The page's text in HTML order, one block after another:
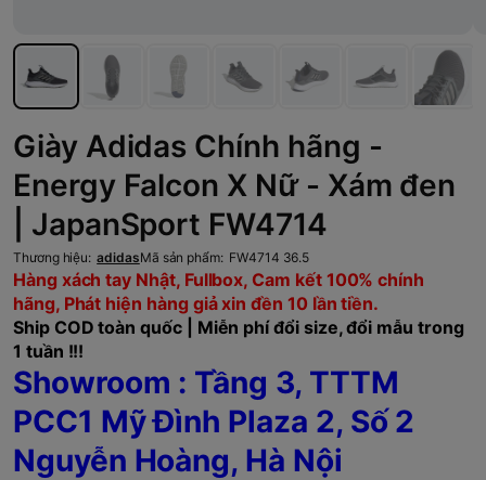
Giày Adidas Chính hãng -
Energy Falcon X Nữ - Xám đen
| JapanSport FW4714
Thương hiệu: adidasMã sản phẩm: FW4714 36.5
Hàng xách tay Nhật, Fullbox, Cam kết 100% chính
hãng, Phát hiện hàng giả xin đền 10 lần tiền.
Ship COD toàn quốc | Miễn phí đổi size, đổi mẫu trong
1 tuần !!!
Showroom : Tầng 3, TTTM
PCC1 Mỹ Đình Plaza 2, Số 2
Nguyễn Hoàng, Hà Nội